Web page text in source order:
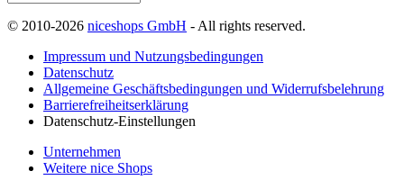
© 2010-2026 niceshops GmbH - All rights reserved.
Impressum und Nutzungsbedingungen
Datenschutz
Allgemeine Geschäftsbedingungen und Widerrufsbelehrung
Barrierefreiheitserklärung
Datenschutz-Einstellungen
Unternehmen
Weitere nice Shops